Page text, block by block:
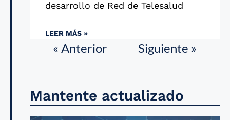
desarrollo de Red de Telesalud
LEER MÁS »
« Anterior Siguiente »
Mantente actualizado